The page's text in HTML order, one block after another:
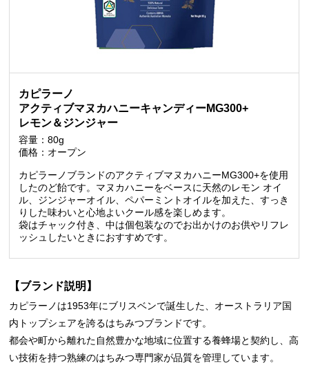
カピラーノ
アクティブマヌカハニーキャンディーMG300+
レモン＆ジンジャー
容量：80g
価格：オープン
カピラーノブランドのアクティブマヌカハニーMG300+を使用
したのど飴です。マヌカハニーをベースに天然のレモン オイ
ル、ジンジャーオイル、ペパーミントオイルを加えた、すっき
りした味わいと心地よいクール感を楽しめます。
袋はチャック付き、中は個包装なのでお出かけのお供やリフレ
ッシュしたいときにおすすめです。
【ブランド説明】
カピラーノは1953年にブリスベンで誕生した、オーストラリア国
内トップシェアを誇るはちみつブランドです。
都会や町から離れた自然豊かな地域に位置する養蜂場と契約し、高
い技術を持つ熟練のはちみつ専門家が品質を管理しています。